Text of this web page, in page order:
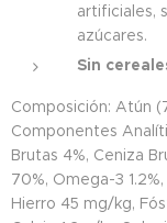
artificiales,
azúcares.
Sin
Composición: Atún
Componentes
Brutas 4%, Ceniza
70%, Omega-3
Hierro 45 mg/kg,